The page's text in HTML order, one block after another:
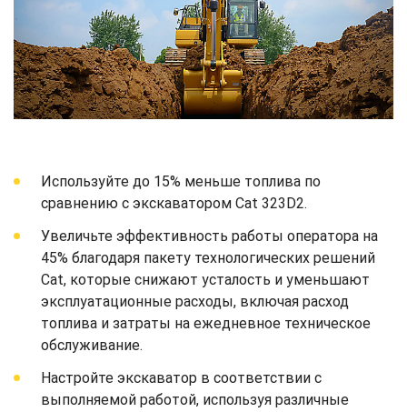
Используйте до 15% меньше топлива по
сравнению с экскаватором Cat 323D2.
Увеличьте эффективность работы оператора на
45% благодаря пакету технологических решений
Cat, которые снижают усталость и уменьшают
эксплуатационные расходы, включая расход
топлива и затраты на ежедневное техническое
обслуживание.
Настройте экскаватор в соответствии с
выполняемой работой, используя различные